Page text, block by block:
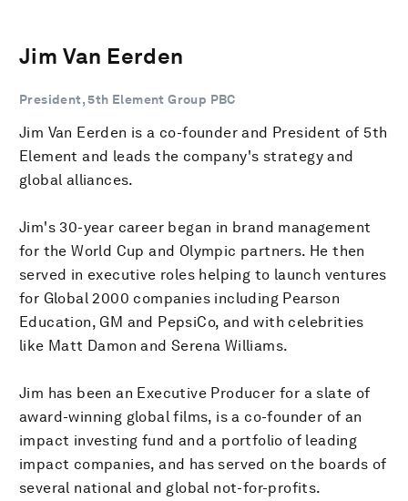
Jim Van Eerden
President, 5th Element Group PBC
Jim Van Eerden is a co-founder and President of 5th
Element and leads the company's strategy and
global alliances.
Jim's 30-year career began in brand management
for the World Cup and Olympic partners. He then
served in executive roles helping to launch ventures
for Global 2000 companies including Pearson
Education, GM and PepsiCo, and with celebrities
like Matt Damon and Serena Williams.
Jim has been an Executive Producer for a slate of
award-winning global films, is a co-founder of an
impact investing fund and a portfolio of leading
impact companies, and has served on the boards of
several national and global not-for-profits.